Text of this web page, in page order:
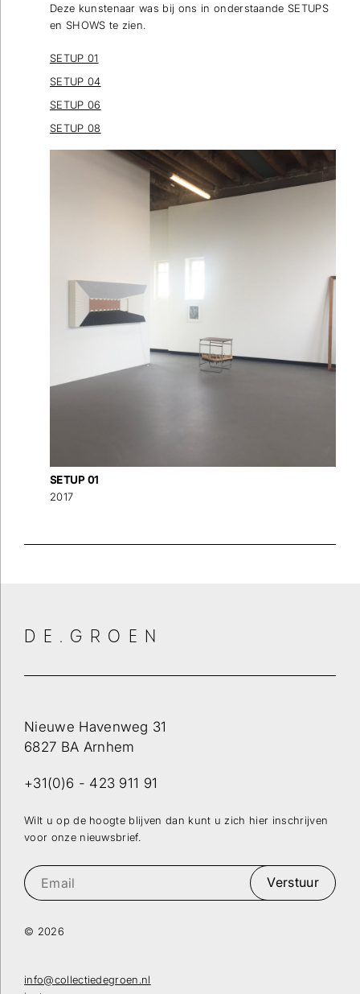
Deze kunstenaar was bij ons in onderstaande SETUPS
en SHOWS te zien.
SETUP 01
SETUP 04
SETUP 06
SETUP 08
SETUP 01
2017
DE.GROEN
Nieuwe Havenweg 31
6827 BA Arnhem
+31(0)6 - 423 911 91
Wilt u op de hoogte blijven dan kunt u zich hier inschrijven
voor onze nieuwsbrief.
Verstuur
© 2026
info@collectiedegroen.nl
Wilt u op de hoogte blijven dan kunt u zich hier
inschrijven voor onze nieuwsbrief.